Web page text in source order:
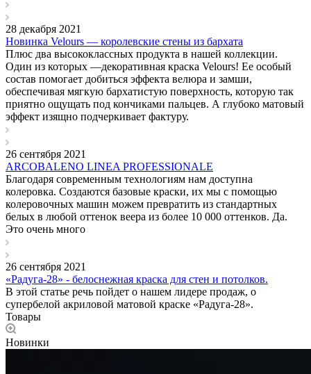
28 декабря 2021
Новинка Velours — королевские стены из бархата
Плюс два высококлассных продукта в нашей коллекции.
Один из которых —декоративная краска Velours! Ее особый
состав помогает добиться эффекта велюра и замши,
обеспечивая мягкую бархатистую поверхность, которую так
приятно ощущать под кончиками пальцев. А глубоко матовый
эффект изящно подчеркивает фактуру.
26 сентября 2021
ARCOBALENO LINEA PROFESSIONALE
Благодаря современным технологиям нам доступна
колеровка. Создаются базовые краски, их мы с помощью
колеровочных машин можем превратить из стандартных
белых в любой оттенок веера из более 10 000 оттенков. Да.
Это очень много
26 сентября 2021
«Радуга-28» - белоснежная краска для стен и потолков.
В этой статье речь пойдет о нашем лидере продаж, о
супербелой акриловой матовой краске «Радуга-28».
Товары
Новинки